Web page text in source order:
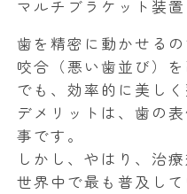
マルチブラケット装置
歯を精密に動かせる
咬合（悪い歯並び）
でも、効率的に美し
デメリットは、歯の
事です。
しかし、やはり、治
世界中で最も普及して